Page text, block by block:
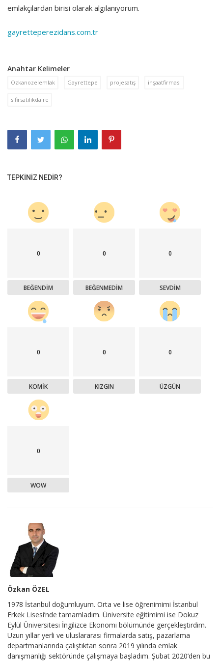
emlakçılardan birisi olarak algılanıyorum.
gayretteperezidans.com.tr
Anahtar Kelimeler
Ozkanozelemlak Gayrettepe projesatış inşaatfirması
sifirsatılıkdaire
TEPKINIZ NEDIR?
0
BEĞENDIM
0
BEĞENMEDIM
0
SEVDIM
0
KOMIK
0
KIZGIN
0
ÜZGÜN
0
WOW
Özkan ÖZEL
1978 İstanbul doğumluyum. Orta ve lise öğrenimimi İstanbul
Erkek Lisesi’nde tamamladım. Üniversite eğitimimi ise Dokuz
Eylül Üniversitesi İngilizce Ekonomi bölümünde gerçekleştirdim.
Uzun yıllar yerli ve uluslararası firmalarda satış, pazarlama
departmanlarında çalıştıktan sonra 2019 yılında emlak
danışmanlığı sektöründe çalışmaya başladım. Şubat 2020’den bu